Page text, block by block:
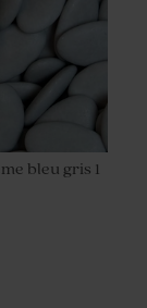
bleu gris 1